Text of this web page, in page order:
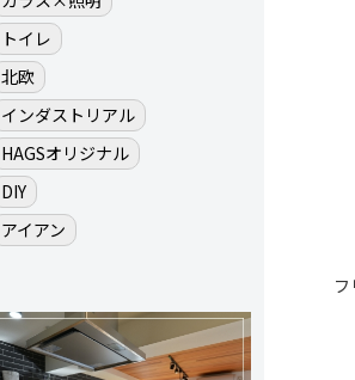
トイレ
北欧
インダストリアル
HAGSオリジナル
DIY
アイアン